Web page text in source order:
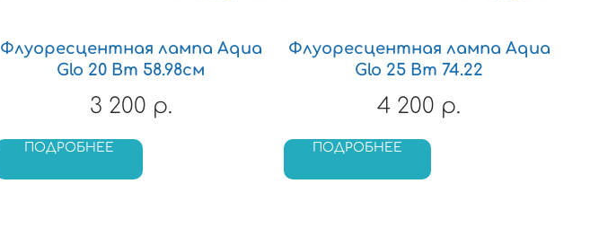
Флуоресцентная лампа Aqua
Glo 20 Вт 58.98см
3 200 р.
ПОДРОБНЕЕ
Флуоресцентная лампа Aqua
Glo 25 Вт 74.22
4 200 р.
ПОДРОБНЕЕ